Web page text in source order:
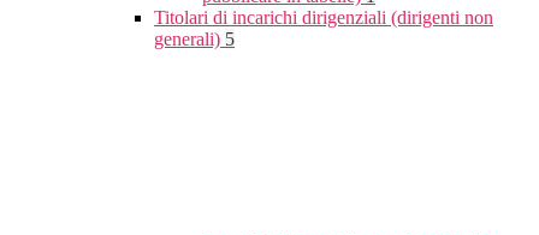
Titolari di incarichi dirigenziali (dirigenti non
generali) 5